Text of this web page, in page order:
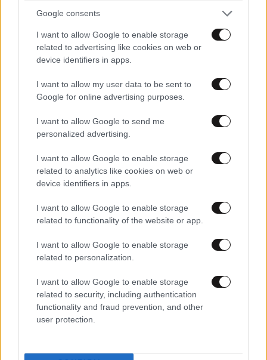
Google consents
I want to allow Google to enable storage
related to advertising like cookies on web or
device identifiers in apps.
I want to allow my user data to be sent to
Google for online advertising purposes.
I want to allow Google to send me
personalized advertising.
I want to allow Google to enable storage
related to analytics like cookies on web or
device identifiers in apps.
I want to allow Google to enable storage
related to functionality of the website or app.
I want to allow Google to enable storage
related to personalization.
I want to allow Google to enable storage
related to security, including authentication
functionality and fraud prevention, and other
user protection.
Η 23χρονη κόρη τoυ Μάικλ Ντάγκλας και της
Κάθριν Ζέτα Τζόουνς εξελίσσεται στο νέο it-
MARKET NEWS
Λογοθεραπεία; Οδηγός